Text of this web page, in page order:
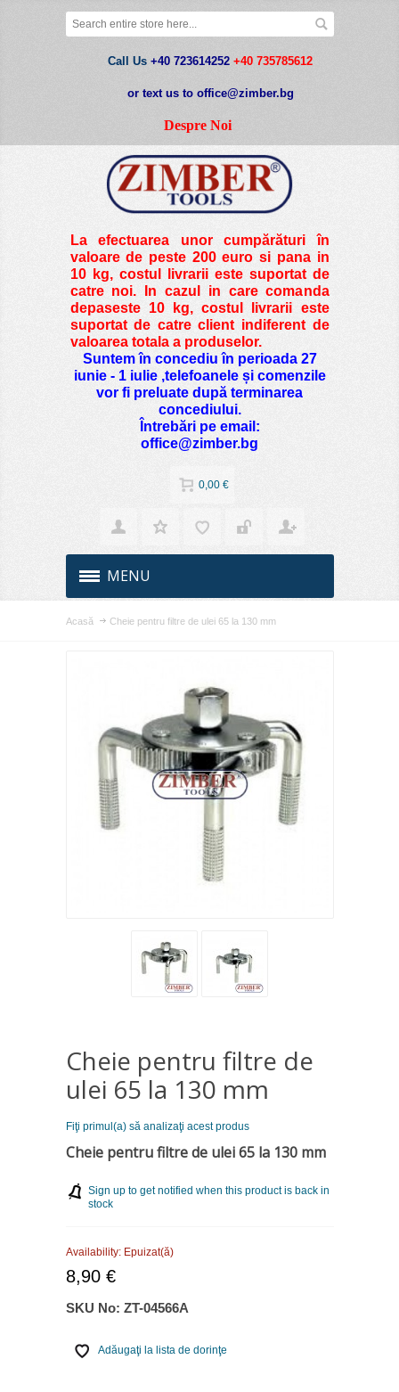
Call Us +40 723614252 +40 735785612
or text us to office@zimber.bg
Despre Noi
La efectuarea unor cumpărături în
valoare de peste200 euro si pana in
10 kg, costul livrarii este suportat de
catre noi. In cazul in care comanda
depaseste 10 kg, costul livrarii este
suportat de catre client indiferent de
valoarea totala a produselor.
Suntem în concediu în perioada 27
iunie - 1 iulie ,telefoanele și comenzile
vor fi preluate după terminarea
concediului.
Întrebări pe email:
office@zimber.bg
0,00 €
MENU
Acasă Cheie pentru filtre de ulei 65 la 130 mm
Cheie pentru filtre de
ulei 65 la 130 mm
Fiţi primul(a) să analizaţi acest produs
Cheie pentru filtre de ulei 65 la 130 mm
Sign up to get notified when this product is back in
stock
Availability: Epuizat(ă)
8,90 €
SKU No: ZT-04566A
Adăugaţi la lista de dorinţe